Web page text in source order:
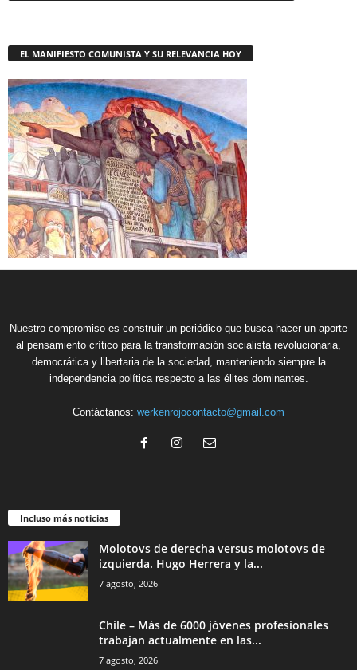
EL MANIFIESTO COMUNISTA Y SU RELEVANCIA HOY
Nuestro compromiso es construir un periódico que busca hacer un aporte
al pensamiento crítico para la transformación socialista revolucionaria,
democrática y libertaria de la sociedad, manteniendo siempre la
independencia política respecto a las élites dominantes.
Contáctanos: werkenrojocontacto@gmail.com
Incluso más noticias
Molotovs de derecha versus molotovs de
izquierda. Hugo Herrera y la...
7 agosto, 2026
Chile – Más de 6000 jóvenes profesionales
trabajan actualmente en las...
7 agosto, 2026